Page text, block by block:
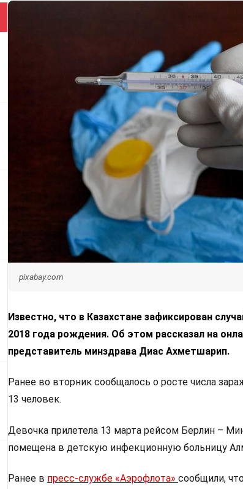
pixabay.com
Известно, что в Казахстане зафиксирован
2018 года рождения. Об этом рассказал на
представитель минздрава Диас Ахметшарип.
Ранее во вторник сообщалось о росте числа
13 человек.
Девочка прилетела 13 марта рейсом Берлин –
помещена в детскую инфекционную больницу
Ранее в пресс-службе «Аэрофлота» сообщили,